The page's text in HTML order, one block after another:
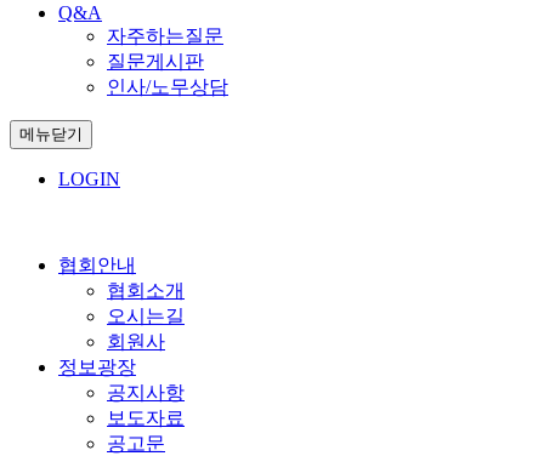
Q&A
자주하는질문
질문게시판
인사/노무상담
메뉴닫기
LOGIN
협회안내
협회소개
오시는길
회원사
정보광장
공지사항
보도자료
공고문